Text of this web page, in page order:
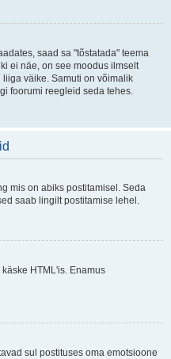
saad sa "tõstatada" teema
ei näe, on see moodus ilmselt
väike. Samuti on võimalik
foorumi reegleid seda tehes.
mis on abiks postitamisel. Seda
saab lingilt postitamise lehel.
HTML'is. Enamus
sul postituses oma emotsioone